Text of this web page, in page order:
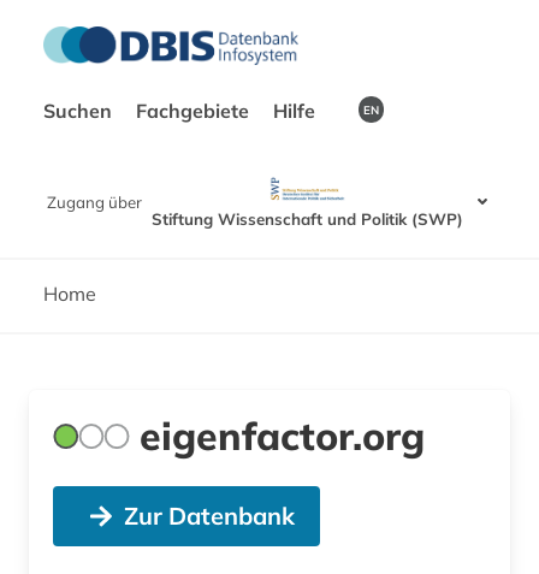
Suchen Fachgebiete Hilfe EN
Zugang über
Stiftung Wissenschaft und Politik (SWP)
Home
eigenfactor.org
Zur Datenbank